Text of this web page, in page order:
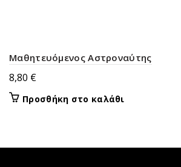
Μαθητευόμενος Αστροναύτης
8,80 €
Προσθήκη στο καλάθι